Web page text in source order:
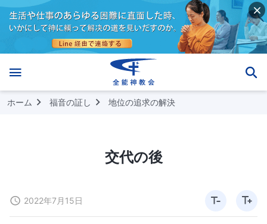
ホーム 福音の証し 地位の追求の解決
交代の後
2022年7月15日